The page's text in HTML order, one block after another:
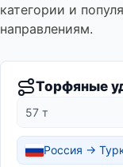
категории и
направлениям.
Торфяные
57 т
Россия →